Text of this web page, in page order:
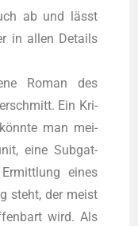
ab und lässt
in allen Details
Roman des
Ein Kri­
man mei­
eine Sub­gat­
eines
steht, der meist
wird. Als